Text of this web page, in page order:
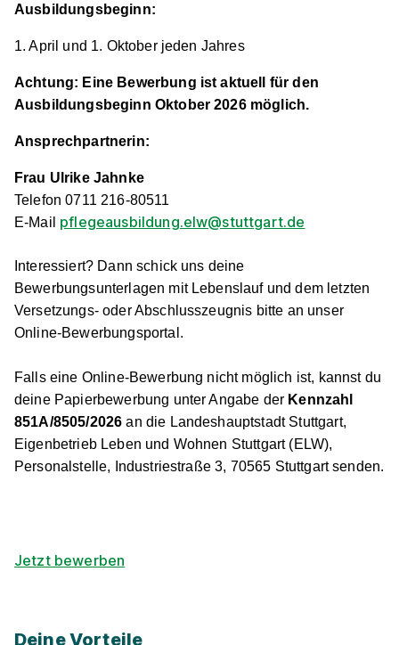
Ausbildungsbeginn:
1. April und 1. Oktober jeden Jahres
Achtung: Eine Bewerbung ist aktuell für den
Ausbildungsbeginn Oktober 2026 möglich.
Ansprechpartnerin:
Frau Ulrike Jahnke
Telefon 0711 216-80511
E-Mail pflegeausbildung.elw@stuttgart.de
Interessiert? Dann schick uns deine
Bewerbungsunterlagen mit Lebenslauf und dem letzten
Versetzungs- oder Abschlusszeugnis bitte an unser
Online-Bewerbungsportal.
Falls eine Online-Bewerbung nicht möglich ist, kannst du
deine Papierbewerbung unter Angabe der Kennzahl
851A/8505/2026an die Landeshauptstadt Stuttgart,
Eigenbetrieb Leben und Wohnen Stuttgart (ELW),
Personalstelle, Industriestraße 3, 70565 Stuttgart senden.
Jetzt bewerben
Deine Vorteile